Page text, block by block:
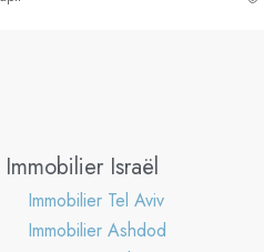
Immobilier Israël
Immobilier Tel Aviv
Immobilier Ashdod